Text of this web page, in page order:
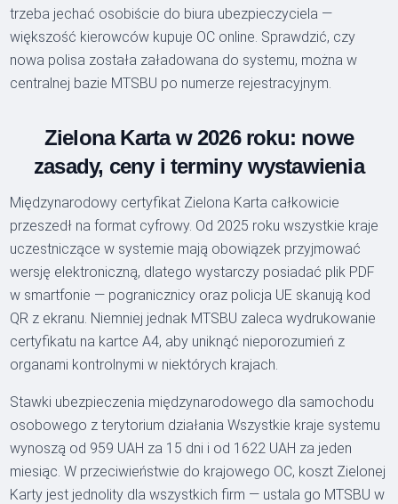
trzeba jechać osobiście do biura ubezpieczyciela —
większość kierowców kupuje OC online. Sprawdzić, czy
nowa polisa została załadowana do systemu, można w
centralnej bazie MTSBU po numerze rejestracyjnym.
Zielona Karta w 2026 roku: nowe
zasady, ceny i terminy wystawienia
Międzynarodowy certyfikat Zielona Karta całkowicie
przeszedł na format cyfrowy. Od 2025 roku wszystkie kraje
uczestniczące w systemie mają obowiązek przyjmować
wersję elektroniczną, dlatego wystarczy posiadać plik PDF
w smartfonie — pogranicznicy oraz policja UE skanują kod
QR z ekranu. Niemniej jednak MTSBU zaleca wydrukowanie
certyfikatu na kartce A4, aby uniknąć nieporozumień z
organami kontrolnymi w niektórych krajach.
Stawki ubezpieczenia międzynarodowego dla samochodu
osobowego z terytorium działania Wszystkie kraje systemu
wynoszą od 959 UAH za 15 dni i od 1622 UAH za jeden
miesiąc. W przeciwieństwie do krajowego OC, koszt Zielonej
Karty jest jednolity dla wszystkich firm — ustala go MTSBU w